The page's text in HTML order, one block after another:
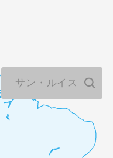
サン・ルイス